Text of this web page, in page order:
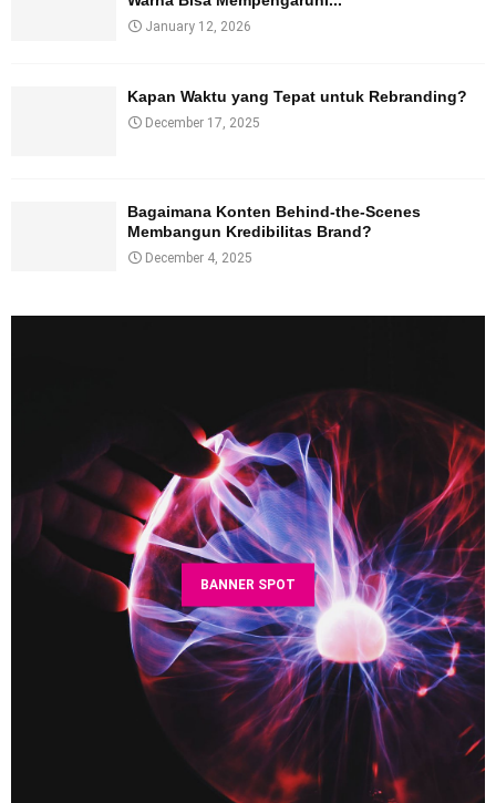
January 12, 2026
Kapan Waktu yang Tepat untuk Rebranding?
December 17, 2025
Bagaimana Konten Behind-the-Scenes
Membangun Kredibilitas Brand?
December 4, 2025
BANNER SPOT